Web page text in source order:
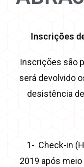
Inscrições
Inscrições são
será devolvido
desistência
1- Check-in
2019 após